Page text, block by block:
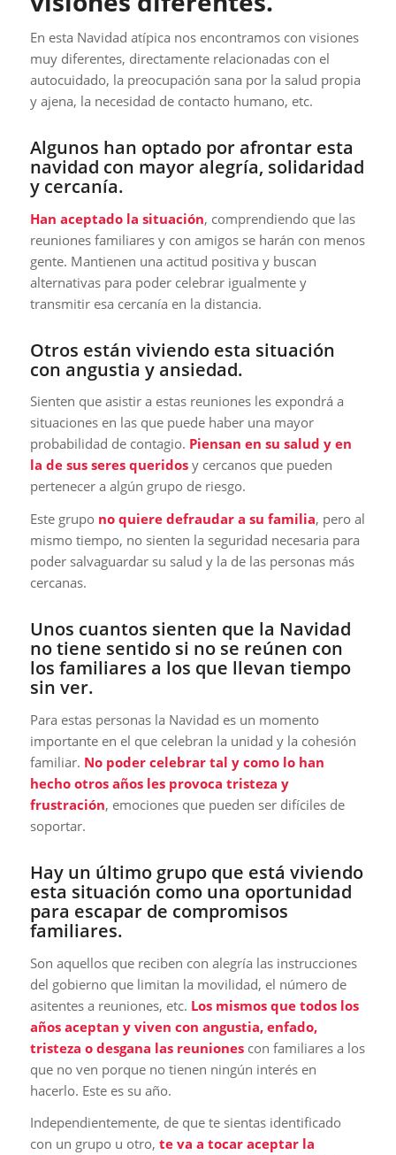
En esta Navidad atípica nos encontramos con visiones
muy diferentes, directamente relacionadas con el
autocuidado, la preocupación sana por la salud propia
y ajena, la necesidad de contacto humano, etc.
Algunos han optado por afrontar esta
navidad con mayor alegría, solidaridad
y cercanía.
Han aceptado la situación, comprendiendo que las
reuniones familiares y con amigos se harán con menos
gente. Mantienen una actitud positiva y buscan
alternativas para poder celebrar igualmente y
transmitir esa cercanía en la distancia.
Otros están viviendo esta situación
con angustia y ansiedad.
Sienten que asistir a estas reuniones les expondrá a
situaciones en las que puede haber una mayor
probabilidad de contagio. Piensan en su salud y en
la de sus seres queridosy cercanos que pueden
pertenecer a algún grupo de riesgo.
Este grupo no quiere defraudar a su familia, pero al
mismo tiempo, no sienten la seguridad necesaria para
poder salvaguardar su salud y la de las personas más
cercanas.
Unos cuantos sienten que la Navidad
no tiene sentido si no se reúnen con
los familiares a los que llevan tiempo
sin ver.
Para estas personas la Navidad es un momento
importante en el que celebran la unidad y la cohesión
familiar. No poder celebrar tal y como lo han
hecho otros años les provoca tristeza y
frustración, emociones que pueden ser difíciles de
soportar.
Hay un último grupo que está viviendo
esta situación como una oportunidad
para escapar de compromisos
familiares.
Son aquellos que reciben con alegría las instrucciones
del gobierno que limitan la movilidad, el número de
asitentes a reuniones, etc. Los mismos que todos los
años aceptan y viven con angustia, enfado,
tristeza o desgana las reunionescon familiares a los
que no ven porque no tienen ningún interés en
hacerlo. Este es su año.
Independientemente, de que te sientas identificado
con un grupo u otro, te va a tocar aceptar la